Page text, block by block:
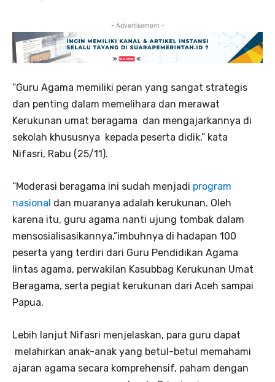
- Advertisement -
“Guru Agama memiliki peran yang sangat strategis
dan penting dalam memelihara dan merawat
Kerukunan umat beragama dan mengajarkannya di
sekolah khususnya kepada peserta didik,” kata
Nifasri, Rabu (25/11).
“Moderasi beragama ini sudah menjadi program
nasional dan muaranya adalah kerukunan. Oleh
karena itu, guru agama nanti ujung tombak dalam
mensosialisasikannya,”imbuhnya di hadapan 100
peserta yang terdiri dari Guru Pendidikan Agama
lintas agama, perwakilan Kasubbag Kerukunan Umat
Beragama, serta pegiat kerukunan dari Aceh sampai
Papua.
Lebih lanjut Nifasri menjelaskan, para guru dapat
melahirkan anak-anak yang betul-betul memahami
ajaran agama secara komprehensif, paham dengan